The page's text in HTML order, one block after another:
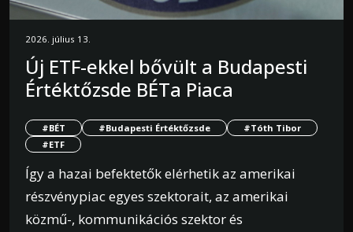
2026. július 13.
Új ETF-ekkel bővült a Budapesti
Értéktőzsde BÉTa Piaca
#BÉT #Budapesti Értéktőzsde
#Tóth Tibor
#ETF
Így a hazai befektetők elérhetik az amerikai
részvénypiac egyes szektorait, az amerikai
közmű-, kommunikációs szektor és